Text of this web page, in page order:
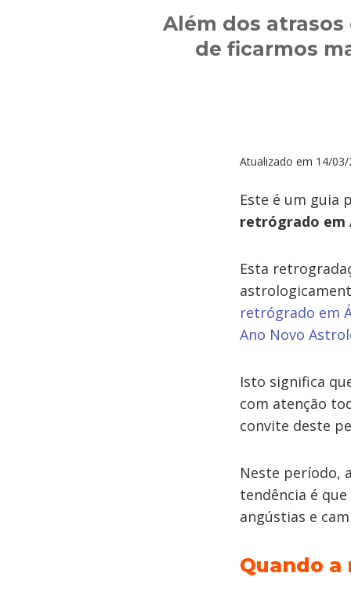
Além dos
de ficarmos
Atualizado em 14/
Este é um guia
retrógrado em
Esta
retrógrado em
Ano Novo
Isto significa
com atenção
convite deste
Neste período,
tendência é
angústias e
Quando